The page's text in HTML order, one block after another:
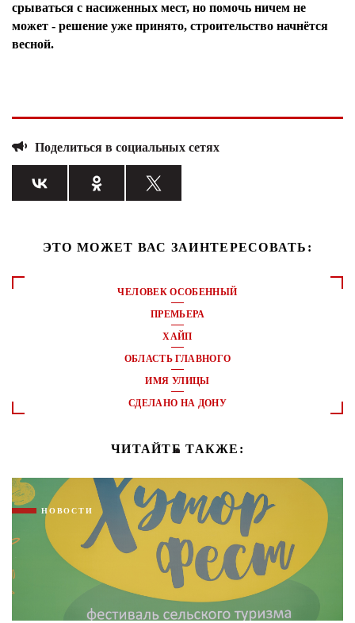
срываться с насиженных мест, но помочь ничем не
может - решение уже принято, строительство начнётся
весной.
Поделиться в социальных сетях
ЭТО МОЖЕТ ВАС ЗАИНТЕРЕСОВАТЬ:
ЧЕЛОВЕК ОСОБЕННЫЙ
ПРЕМЬЕРА
ХАЙП
ОБЛАСТЬ ГЛАВНОГО
ИМЯ УЛИЦЫ
СДЕЛАНО НА ДОНУ
ЧИТАЙТЕ ТАКЖЕ:
НОВОСТИ